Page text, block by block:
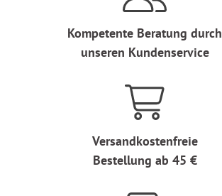
Kompetente Beratung durch
unseren Kundenservice
Versandkostenfreie
Bestellung ab 45 €